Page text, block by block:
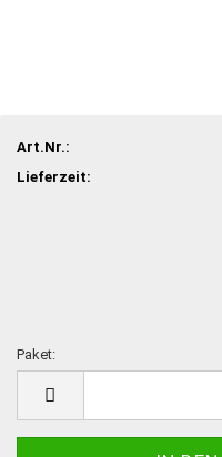
Art.Nr.:
Lieferzeit:
Paket: